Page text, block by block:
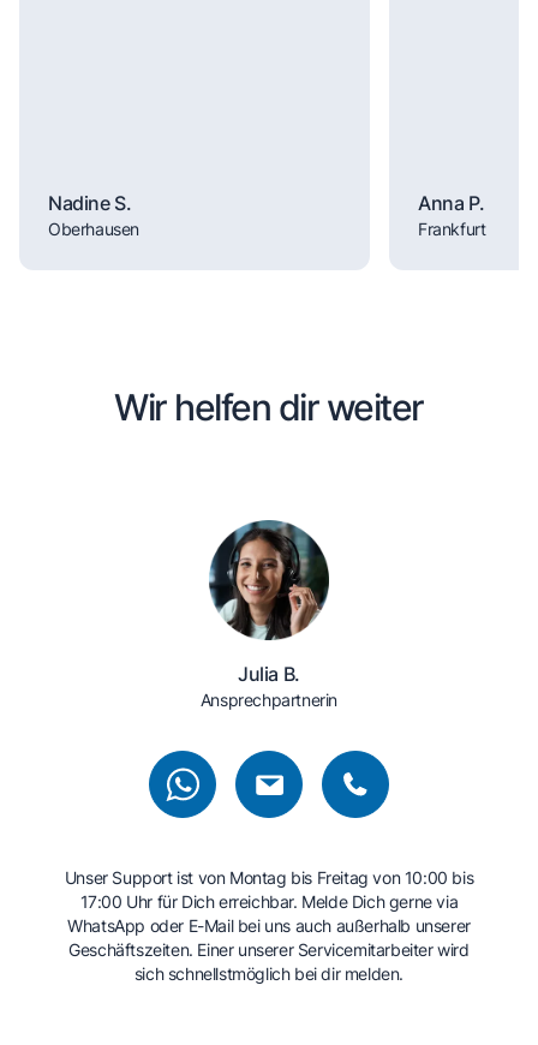
Nadine S.
Oberhausen
Anna P.
Frankfurt
Wir helfen dir weiter
Julia B.
Ansprechpartnerin
Unser Support ist von Montag bis Freitag von 10:00 bis
17:00 Uhr für Dich erreichbar. Melde Dich gerne via
WhatsApp oder E-Mail bei uns auch außerhalb unserer
Geschäftszeiten. Einer unserer Servicemitarbeiter wird
sich schnellstmöglich bei dir melden.